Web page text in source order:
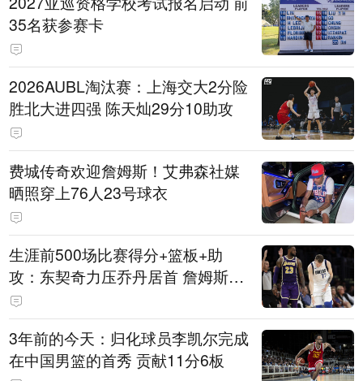
35名获参赛卡
2026AUBL淘汰赛：上海交大2分险
胜北大进四强 陈天灿29分10助攻
费城传奇欢迎詹姆斯！艾弗森社媒
晒照穿上76人23号球衣
生涯前500场比赛得分+篮板+助
攻：东契奇力压乔丹居首 詹姆斯第
六
3年前的今天：归化球员李凯尔完成
在中国男篮的首秀 贡献11分6板